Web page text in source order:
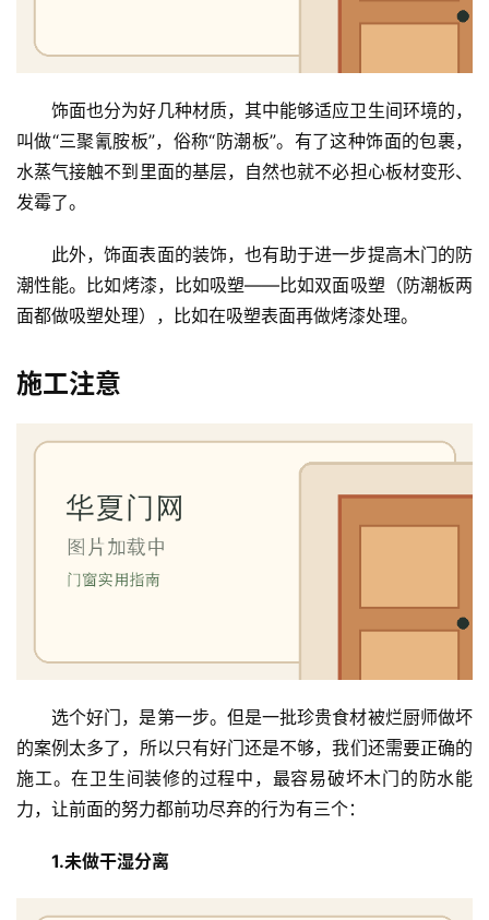
页
入
门
庭
饰面也分为好几种材质，其中能够适应卫生间环境的，
叫做“三聚氰胺板”，俗称“防潮板”。有了这种饰面的包裹，
水蒸气接触不到里面的基层，自然也就不必担心板材变形、
发霉了。
此外，饰面表面的装饰，也有助于进一步提高木门的防
潮性能。比如烤漆，比如吸塑——比如双面吸塑（防潮板两
面都做吸塑处理），比如在吸塑表面再做烤漆处理。
施工注意
选个好门，是第一步。但是一批珍贵食材被烂厨师做坏
的案例太多了，所以只有好门还是不够，我们还需要正确的
施工。在卫生间装修的过程中，最容易破坏木门的防水能
力，让前面的努力都前功尽弃的行为有三个：
1.未做干湿分离